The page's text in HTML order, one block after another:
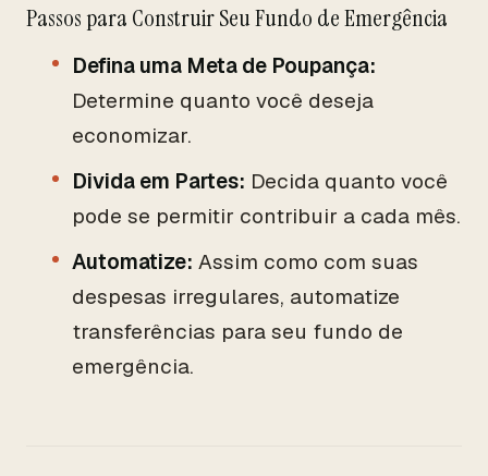
Passos para Construir Seu Fundo de Emergência
Defina uma Meta de Poupança:
Determine quanto você deseja
economizar.
Divida em Partes: Decida quanto você
pode se permitir contribuir a cada mês.
Automatize: Assim como com suas
despesas irregulares, automatize
transferências para seu fundo de
emergência.